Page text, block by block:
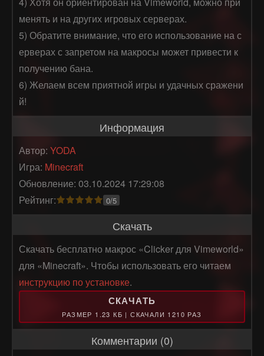
менять и на других игровых серверах.
5) Обратите внимание, что его использование на с
ерверах с запретом на макросы может привести к
получению бана.
6) Желаем всем приятной игры и удачных сражени
й!
Информация
Автор: YODA
Игра: Minecraft
Обновление: 03.10.2024 17:29:08
Рейтинг:
0/5
Скачать
Скачать бесплатно макрос «Clicker для Vimeworld»
для «Minecraft». Чтобы использовать его читаем
инструкцию по установке.
СКАЧАТЬ
РАЗМЕР 1.23 КБ | СКАЧАЛИ 1210 РАЗ
Комментарии (0)